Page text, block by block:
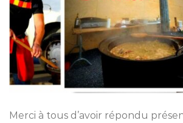
Merci à tous d’avoir répondu